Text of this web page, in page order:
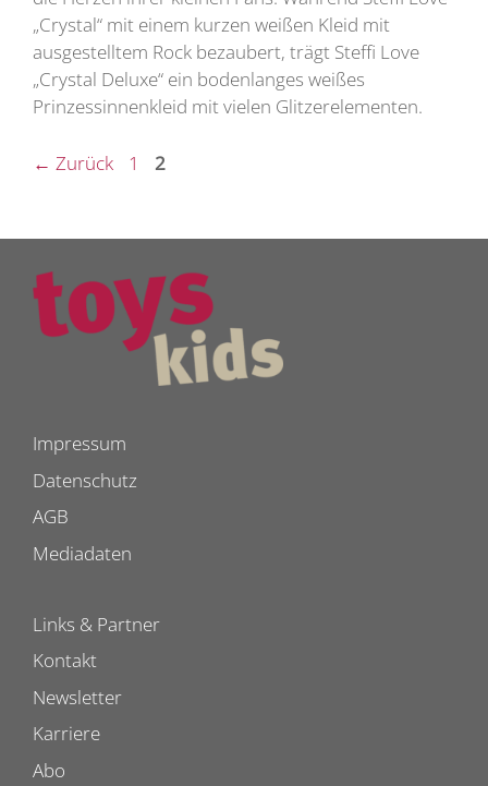
„Crystal“ mit einem kurzen weißen Kleid mit
ausgestelltem Rock bezaubert, trägt Steffi Love
„Crystal Deluxe“ ein bodenlanges weißes
Prinzessinnenkleid mit vielen Glitzerelementen.
← Zurück Seite
1 Seite
2
Impressum
Datenschutz
AGB
Mediadaten
Links & Partner
Kontakt
Newsletter
Karriere
Abo